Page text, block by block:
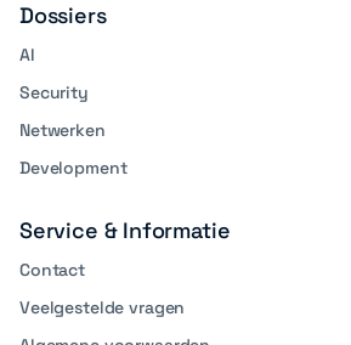
Dossiers
AI
Security
Netwerken
Development
Service & Informatie
Contact
Veelgestelde vragen